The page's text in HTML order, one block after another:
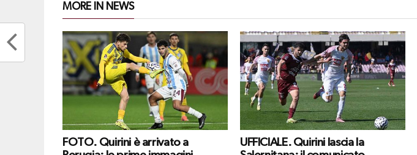
MORE IN NEWS
FOTO. Quirini è arrivato a
UFFICIALE. Quirini lascia la